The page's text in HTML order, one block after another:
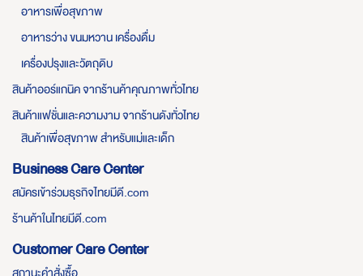
อาหารเพื่อสุขภาพ
อาหารว่าง ขนมหวาน เครื่องดื่ม
เครื่องปรุงและวัตถุดิบ
สินค้าออร์แกนิค จากร้านค้าคุณภาพทั่วไทย
สินค้าแฟชั่นและความงาม จากร้านดังทั่วไทย
สินค้าเพื่อสุขภาพ สำหรับแม่และเด็ก
Business Care Center
สมัครเข้าร่วมธุรกิจไทยมีดี.com
ร้านค้าในไทยมีดี.com
Customer Care Center